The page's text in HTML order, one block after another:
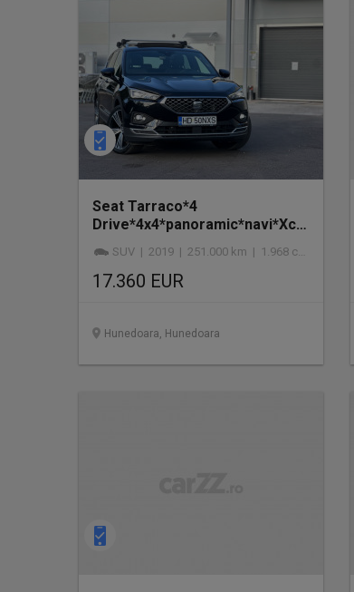
Seat Tarraco*4
Drive*4x4*panoramic*navi*Xcellence*7
locuri*BiXenon*factura*2.0 d
SUV | 2019 | 251.000 km | 1.968 cmc | diesel
17.360 EUR
Hunedoara, Hunedoara